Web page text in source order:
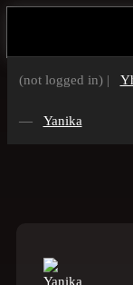
(not logged in) |
— Yanika